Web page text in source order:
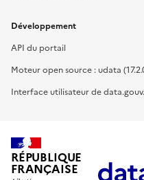
Développement
API du portail
Moteur open source : udata
Interface utilisateur de
RÉPUBLIQUE
FRANÇAISE